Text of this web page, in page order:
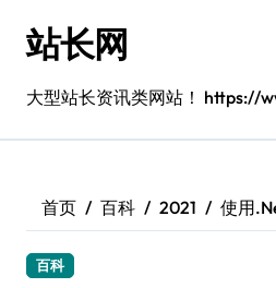
站长网
大型站长资讯类网站！ https://
首页 百科 2021 使用
百科